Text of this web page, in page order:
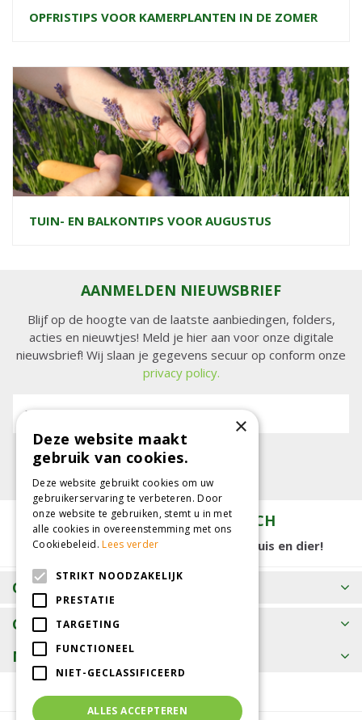
OPFRISTIPS VOOR KAMERPLANTEN IN DE ZOMER
TUIN- EN BALKONTIPS VOOR AUGUSTUS
AANMELDEN NIEUWSBRIEF
Blijf op de hoogte van de laatste aanbiedingen, folders,
acties en nieuwtjes! Meld je hier aan voor onze digitale
nieuwsbrief! Wij slaan je gegevens secuur op conform onze
privacy policy.
E-mailadres:
TUINCENTRUM KOLBACH
15.000 m2 winkelplezier voor tuin, huis en dier!
OPENINGSTIJDEN
CONTACT
MEER INFORMATIE
×
Deze website maakt
gebruik van cookies.
Deze website gebruikt cookies om uw
gebruikerservaring te verbeteren. Door
onze website te gebruiken, stemt u in met
alle cookies in overeenstemming met ons
Cookiebeleid.Lees verder
STRIKT NOODZAKELIJK
PRESTATIE
TARGETING
FUNCTIONEEL
NIET-GECLASSIFICEERD
ALLES ACCEPTEREN